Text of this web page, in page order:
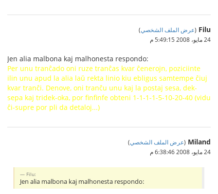
Filu
(عرض الملف الشخصي)
24 مايو، 2008 5:49:15 م
Jen alia malbona kaj malhonesta respondo:
Per unu tranĉado oni ruze tranĉas kvar ĉenerojn, poziciinte
ilin unu apud la alia laŭ rekta linio kiu ebligus samtempe ĉiuj
kvar tranĉi. Denove, oni tranĉu unu kaj la postaj sesa, dek-
sepa kaj tridek-oka, por finfinfe obteni 1-1-1-1-5-10-20-40 (vidu
ĉi-supre por pli da detaloj...)
Miland
(عرض الملف الشخصي)
24 مايو، 2008 6:38:46 م
Filu:
Jen alia malbona kaj malhonesta respondo: